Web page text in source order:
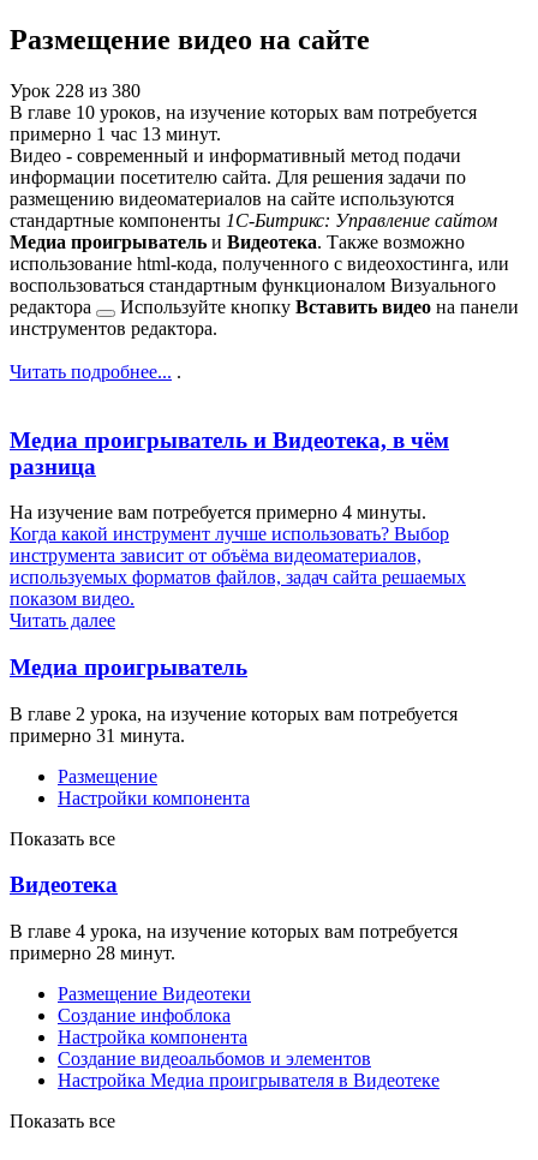
Размещение видео на сайте
Урок 228 из 380
В главе 10 уроков, на изучение которых вам потребуется
примерно 1 час 13 минут.
Видео - современный и информативный метод подачи
информации посетителю сайта. Для решения задачи по
размещению видеоматериалов на сайте используются
стандартные компоненты 1С-Битрикс: Управление сайтом
Медиа проигрыватель и Видеотека. Также возможно
использование html-кода, полученного с видеохостинга, или
воспользоваться стандартным функционалом Визуального
редактора
Используйте кнопку Вставить видео на панели
инструментов редактора.
Читать подробнее... .
Медиа проигрыватель и Видеотека, в чём
разница
На изучение вам потребуется примерно 4 минуты.
Когда какой инструмент лучше использовать? Выбор
инструмента зависит от объёма видеоматериалов,
используемых форматов файлов, задач сайта решаемых
показом видео.
Читать далее
Медиа проигрыватель
В главе 2 урока, на изучение которых вам потребуется
примерно 31 минута.
Размещение
Настройки компонента
Показать все
Видеотека
В главе 4 урока, на изучение которых вам потребуется
примерно 28 минут.
Размещение Видеотеки
Создание инфоблока
Настройка компонента
Создание видеоальбомов и элементов
Настройка Медиа проигрывателя в Видеотеке
Показать все